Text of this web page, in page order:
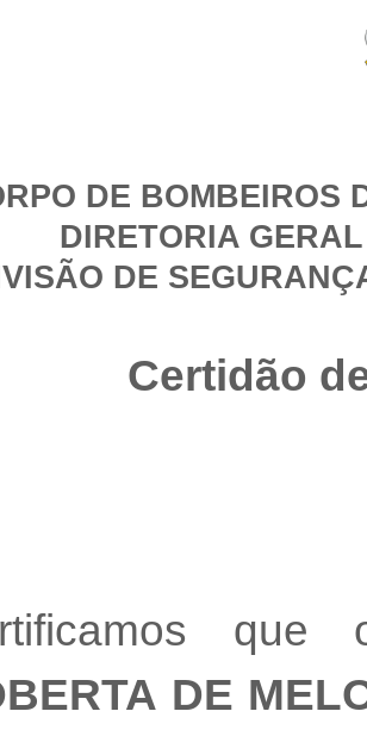
DE BOMBEIROS
DIRETORIA
DE
Certidão
DE